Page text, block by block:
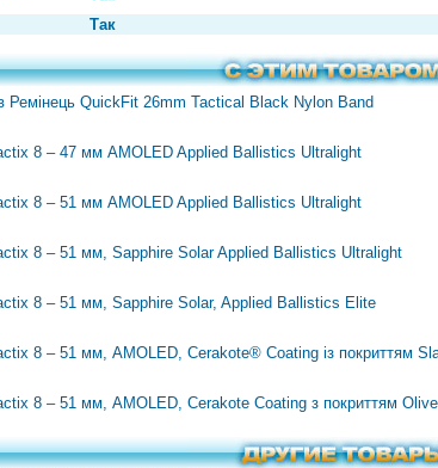
Так
Ремінець QuickFit 26mm Tactical Black Nylon Band
8 – 47 мм AMOLED Applied Ballistics Ultralight
8 – 51 мм AMOLED Applied Ballistics Ultralight
8 – 51 мм, Sapphire Solar Applied Ballistics Ultralight
8 – 51 мм, Sapphire Solar, Applied Ballistics Elite
8 – 51 мм, AMOLED, Cerakote® Coating із покриттям
8 – 51 мм, AMOLED, Cerakote Coating з покриттям Olive